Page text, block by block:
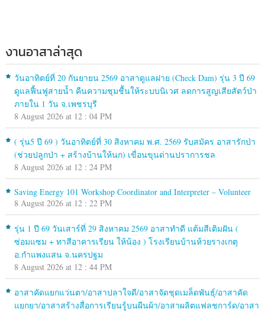
งานอาสาล่าสุด
วันอาทิตย์ที่ 20 กันยายน 2569 อาสาดูแลฝาย (Check Dam) รุ่น 3 ปี 69
ดูแลฟื้นฟูสายน้ำ คืนความชุมชื้นให้ระบบนิเวศ ลดการสูญเสียสัตว์ป่า
ภายใน 1 วัน จ.เพชรบุรี
8 August 2026 at 12 : 04 PM
( รุ่น5 ปี 69 ) วันอาทิตย์ที่ 30 สิงหาคม พ.ศ. 2569 รับสมัคร อาสารักป่า
(ช่วยปลูกป่า + สร้างบ้านให้นก) เขื่อนขุนด่านปราการชล
8 August 2026 at 12 : 24 PM
Saving Energy 101 Workshop Coordinator and Interpreter – Volunteer
8 August 2026 at 12 : 22 PM
รุ่น 1 ปี 69 วันเสาร์ที่ 29 สิงหาคม 2569 อาสาทำดี แต้มสีเติมฝัน (
ซ่อมแซม + ทาสีอาคารเรียน ให้น้อง ) โรงเรียนบ้านห้วยรางเกตุ
อ.กำแพงแสน จ.นครปฐม
8 August 2026 at 12 : 44 PM
อาสาคัดแยกแว่นตา/อาสาปลาใจดี/อาสาจัดชุดเมล็ดพันธุ์/อาสาคัด
แยกยา/อาสาสร้างสื่อการเรียนรู้บนผืนผ้า/อาสาผลิตแฟลชการ์ด/อาสา